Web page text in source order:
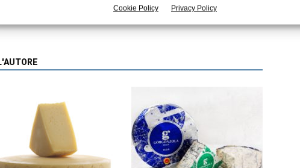
Cookie Policy Privacy Policy
Happy Milk, la richiesta di innovazione che parte